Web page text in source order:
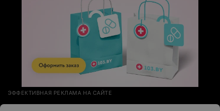
ЭФФЕКТИВНАЯ РЕКЛАМА НА САЙТЕ